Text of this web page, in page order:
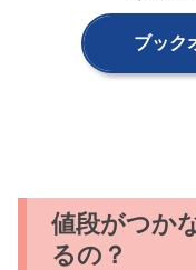
ブック
値段がつか
るの？